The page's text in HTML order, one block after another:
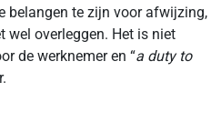
belangen te zijn voor afwijzing,
wel overleggen. Het is niet
de werknemer en “a duty to